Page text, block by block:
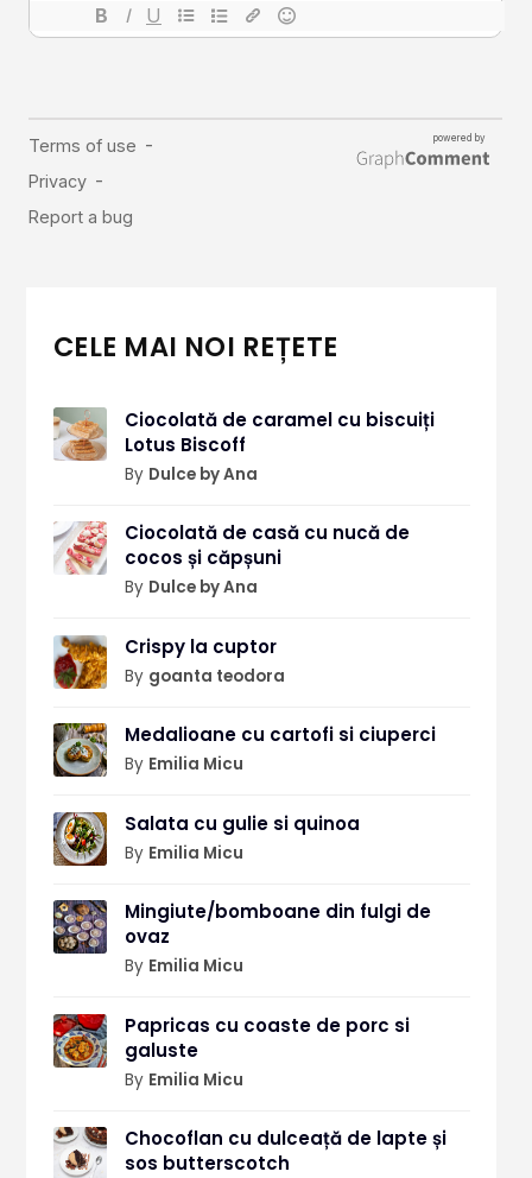
CELE MAI NOI REȚETE
Ciocolată de caramel cu biscuiți
Lotus Biscoff
By Dulce by Ana
Ciocolată de casă cu nucă de
cocos și căpșuni
By Dulce by Ana
Crispy la cuptor
By goanta teodora
Medalioane cu cartofi si ciuperci
By Emilia Micu
Salata cu gulie si quinoa
By Emilia Micu
Mingiute/bomboane din fulgi de
ovaz
By Emilia Micu
Papricas cu coaste de porc si
galuste
By Emilia Micu
Chocoflan cu dulceață de lapte și
sos butterscotch